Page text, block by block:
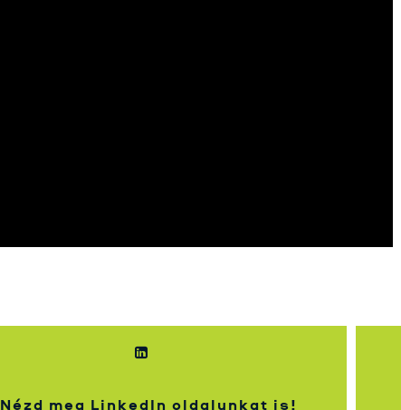
Nézd meg LinkedIn oldalunkat is!